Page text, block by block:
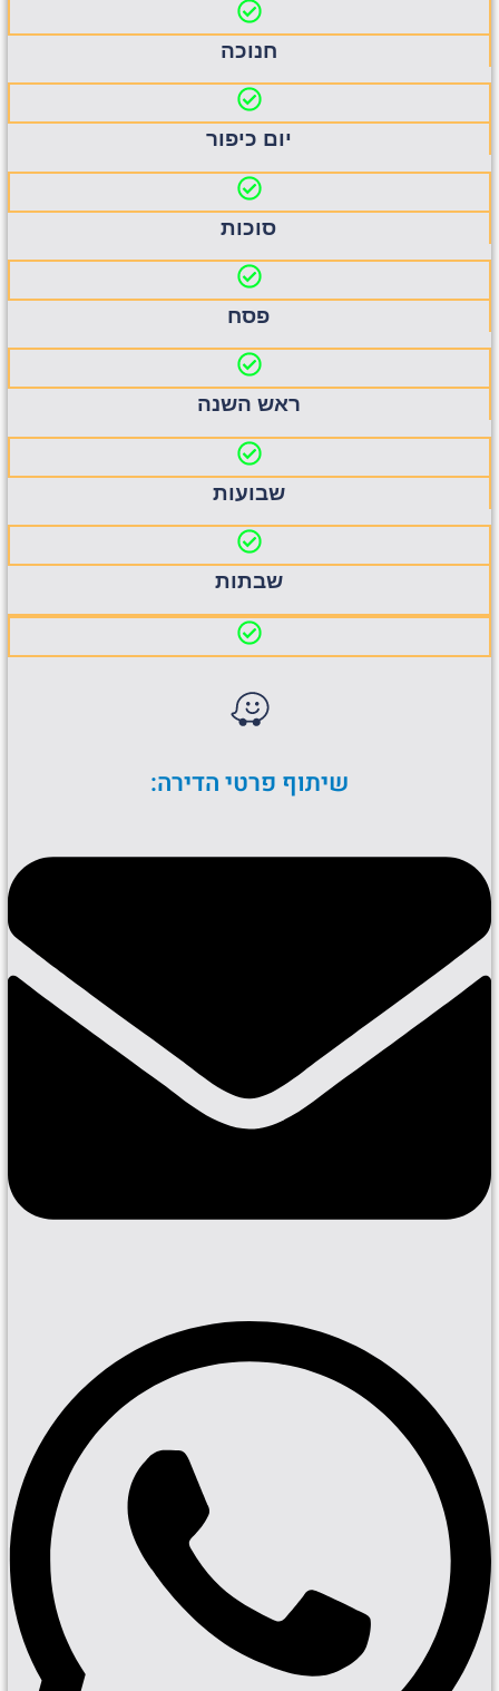
חנוכה
יום כיפור
סוכות
פסח
ראש השנה
שבועות
שבתות
שיתוף פרטי הדירה: